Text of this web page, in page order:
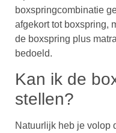
boxspringcombinatie
afgekort tot boxspring,
de boxspring plus
bedoeld.
Kan ik de
stellen?
Natuurlijk heb je volop